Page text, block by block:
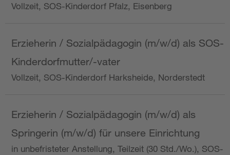
Vollzeit, SOS-Kinderdorf Pfalz, Eisenberg
Erzieherin / Sozialpädagogin (m/w/d) als SOS-
Kinderdorfmutter/-vater
Vollzeit, SOS-Kinderdorf Harksheide, Norderstedt
Erzieherin / Sozialpädagogin (m/w/d) als
Springerin (m/w/d) für unsere Einrichtung
in unbefristeter Anstellung, Teilzeit (30 Std./Wo.), SOS-